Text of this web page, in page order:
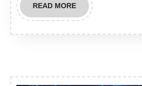
READ MOREREAD
MORE